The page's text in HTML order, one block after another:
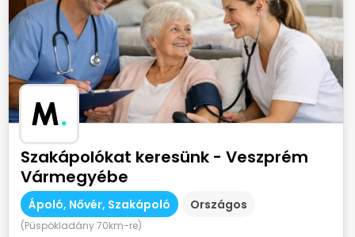
M.
Szakápolókat keresünk - Veszprém
Vármegyébe
Ápoló, Nővér, Szakápoló Országos
(Püspökladány 70km-re)